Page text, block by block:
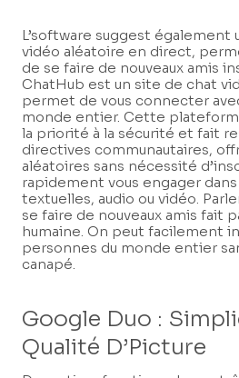
L’software suggest
vidéo aléatoire en direct,
de se faire de nouveaux amis
ChatHub est un site de chat
permet de vous connecter
monde entier. Cette
la priorité à la sécurité et fait
directives communautaires,
aléatoires sans nécessité
rapidement vous engager
textuelles, audio ou vidéo.
se faire de nouveaux amis fait
humaine. On peut facilement
personnes du monde entier
canapé.
Google Duo :
Qualité D’Picture